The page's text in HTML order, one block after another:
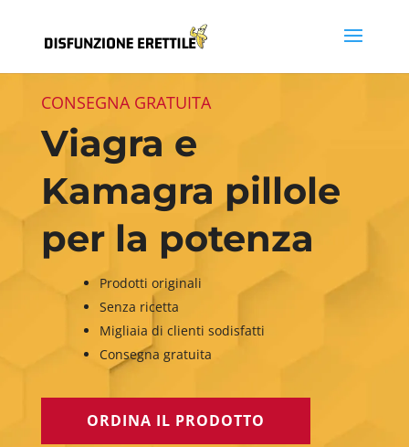
CONSEGNA GRATUITA
Viagra e
Kamagra pillole
per la potenza
Prodotti originali
Senza ricetta
Migliaia di clienti sodisfatti
Consegna gratuita
ORDINA IL PRODOTTO